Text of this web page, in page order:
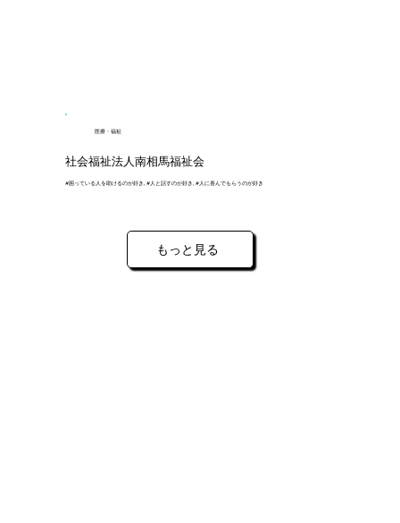
医療・福祉
社会福祉法人南相馬福祉会
#困っている人を助けるのが好き, #人と話すのが好き, #人に喜んでもらうのが好き
もっと見る